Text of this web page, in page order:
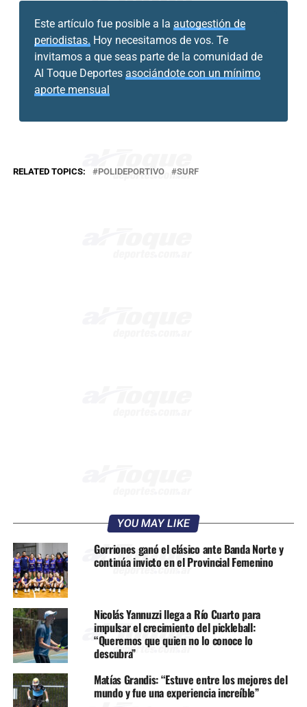
Este artículo fue posible a la autogestión de
periodistas. Hoy necesitamos de vos. Te
invitamos a que seas parte de la comunidad de
Al Toque Deportes asociándote con un mínimo
aporte mensual
RELATED TOPICS: POLIDEPORTIVO SURF
YOU MAY LIKE
Gorriones ganó el clásico ante Banda Norte y
continúa invicto en el Provincial Femenino
Nicolás Yannuzzi llega a Río Cuarto para
impulsar el crecimiento del pickleball:
“Queremos que quien no lo conoce lo
descubra”
Matías Grandis: “Estuve entre los mejores del
mundo y fue una experiencia increíble”